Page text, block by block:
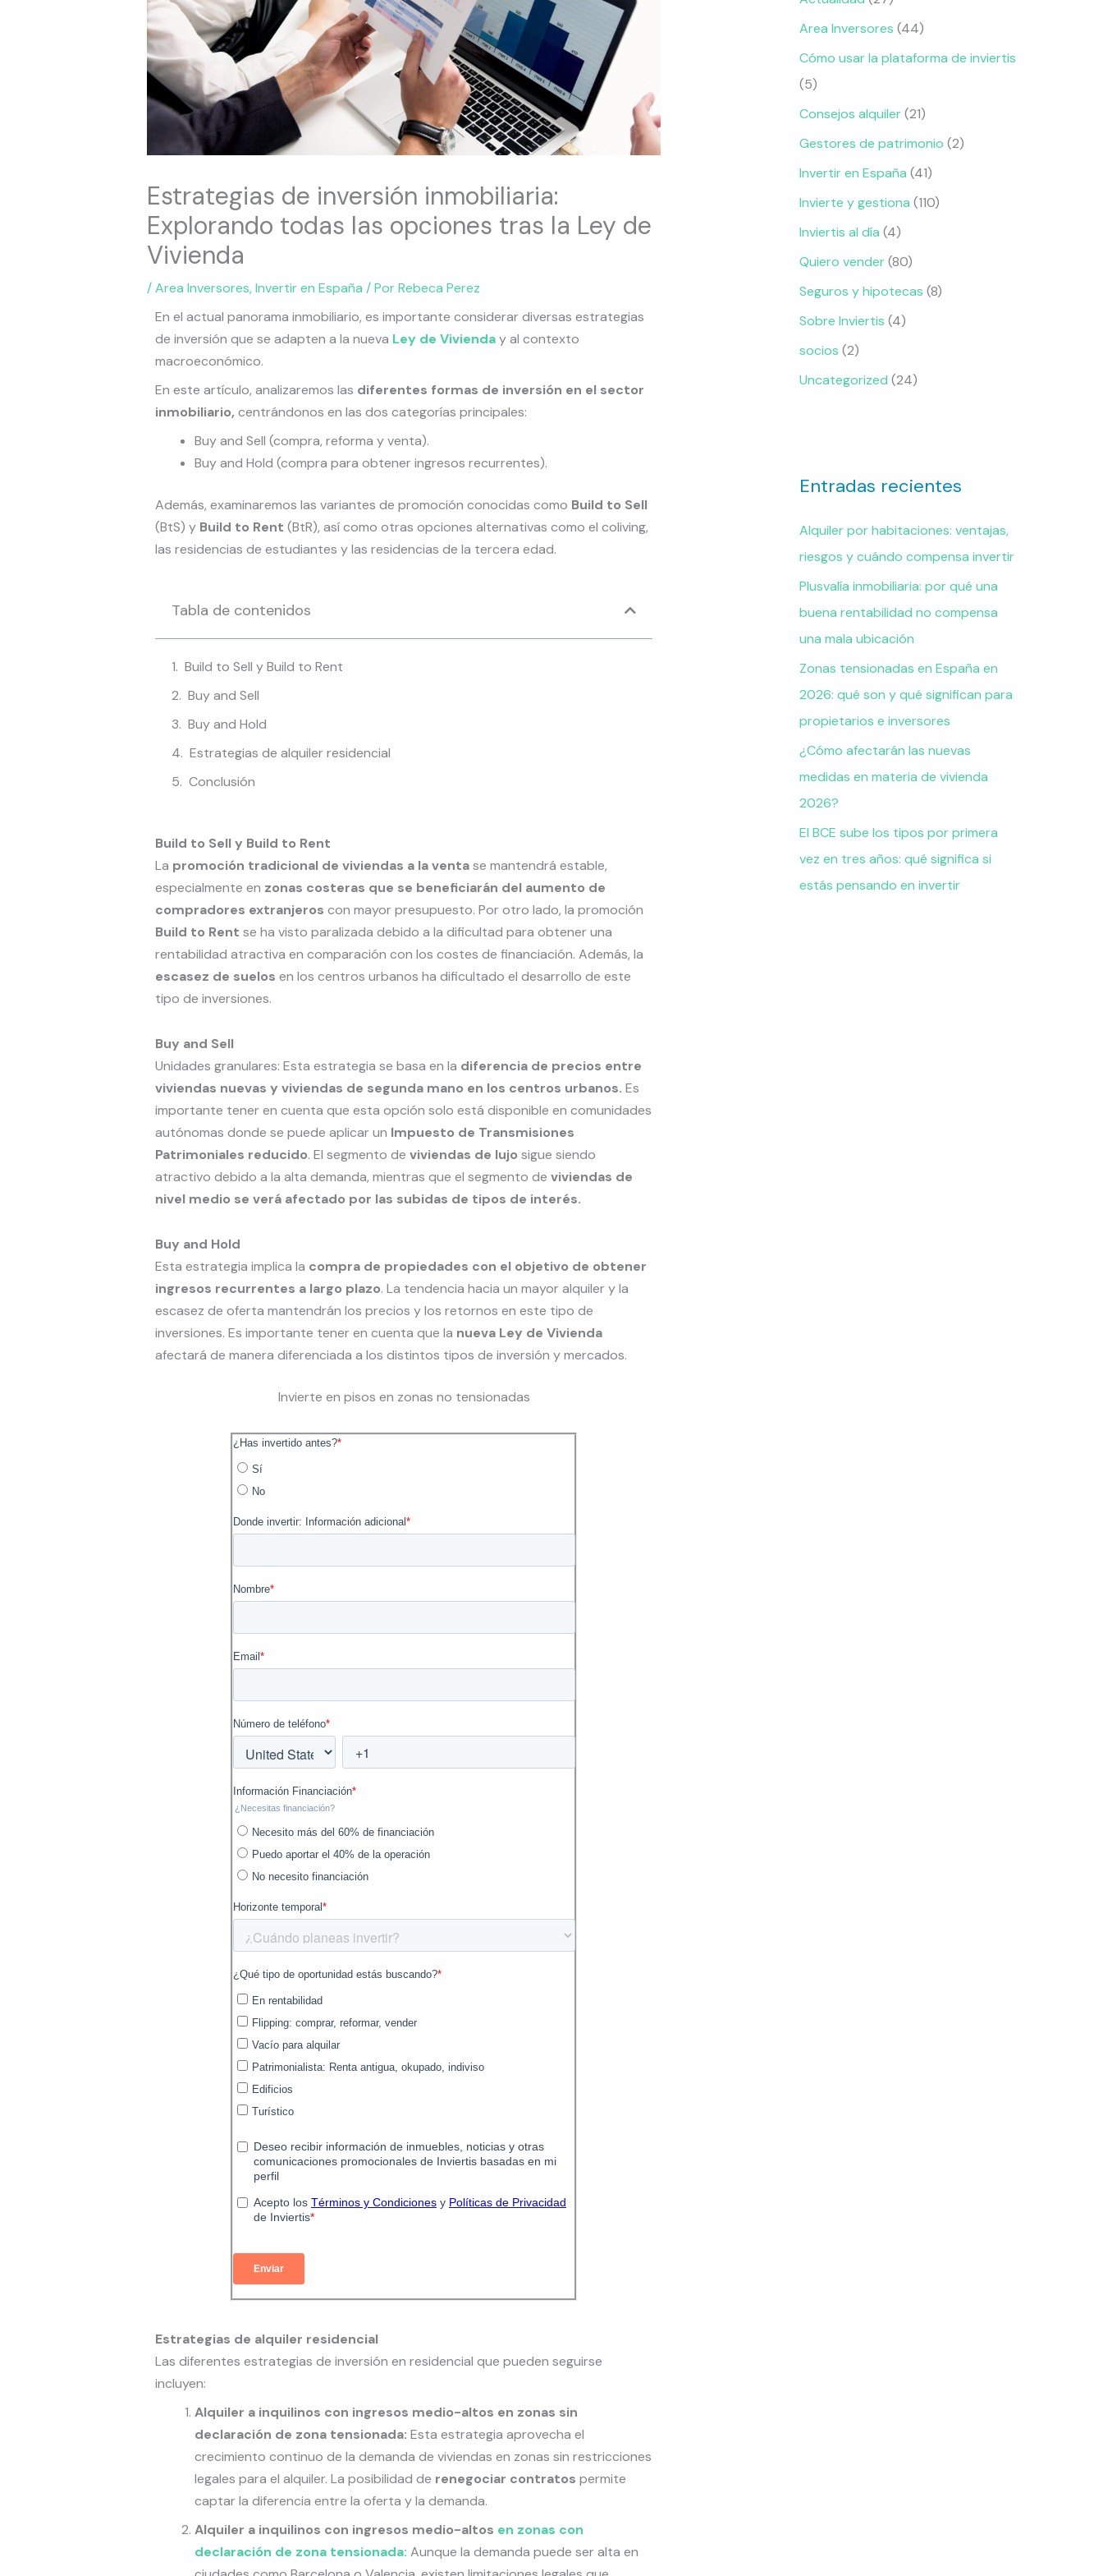
Estrategias de inversión inmobiliaria:
Explorando todas las opciones tras la Ley de
Vivienda
/Area Inversores,Invertir en España / PorRebeca Perez
En el actual panorama inmobiliario, es importante considerar diversas estrategias
de inversión que se adapten a la nueva Ley de Vivienday al contexto
macroeconómico.
En este artículo, analizaremos las diferentes formas de inversión en el sector
inmobiliario, centrándonos en las dos categorías principales:
Buy and Sell (compra, reforma y venta).
Buy and Hold (compra para obtener ingresos recurrentes).
Además, examinaremos las variantes de promoción conocidas como Build to Sell
(BtS) y Build to Rent (BtR), así como otras opciones alternativas como el coliving,
las residencias de estudiantes y las residencias de la tercera edad.
Tabla de contenidos
Build to Sell y Build to Rent
Buy and Sell
Buy and Hold
Estrategias de alquiler residencial
Conclusión
Build to Sell y Build to Rent
La promoción tradicional de viviendas a la ventase mantendrá estable,
especialmente en zonas costeras que se beneficiarán del aumento de
compradores extranjeros con mayor presupuesto. Por otro lado, la promoción
Build to Rent se ha visto paralizada debido a la dificultad para obtener una
rentabilidad atractiva en comparación con los costes de financiación. Además, la
escasez de suelos en los centros urbanos ha dificultado el desarrollo de este
tipo de inversiones.
Buy and Sell
Unidades granulares: Esta estrategia se basa en la diferencia de precios entre
viviendas nuevas y viviendas de segunda mano en los centros urbanos. Es
importante tener en cuenta que esta opción solo está disponible en comunidades
autónomas donde se puede aplicar un Impuesto de Transmisiones
Patrimoniales reducido. El segmento de viviendas de lujo sigue siendo
atractivo debido a la alta demanda, mientras que el segmento de viviendas de
nivel medio se verá afectado por las subidas de tipos de interés.
Buy and Hold
Esta estrategia implica la compra de propiedades con el objetivo de obtener
ingresos recurrentes a largo plazo. La tendencia hacia un mayor alquiler y la
escasez de oferta mantendrán los precios y los retornos en este tipo de
inversiones. Es importante tener en cuenta que la nueva Ley de Vivienda
afectará de manera diferenciada a los distintos tipos de inversión y mercados.
Invierte en pisos en zonas no tensionadas
Estrategias de alquiler residencial
Las diferentes estrategias de inversión en residencial que pueden seguirse
incluyen:
Alquiler a inquilinos con ingresos medio-altos en zonas sin
declaración de zona tensionada: Esta estrategia aprovecha el
crecimiento continuo de la demanda de viviendas en zonas sin restricciones
legales para el alquiler. La posibilidad de renegociar contratos permite
captar la diferencia entre la oferta y la demanda.
Alquiler a inquilinos con ingresos medio-altos en zonas con
declaración de zona tensionada: Aunque la demanda puede ser alta en
Area Inversores (44)
Cómo usar la plataforma de inviertis
(5)
Consejos alquiler(21)
Gestores de patrimonio (2)
Invertir en España (41)
Invierte y gestiona (110)
Inviertis al día (4)
Quiero vender(80)
Seguros y hipotecas (8)
Sobre Inviertis (4)
socios (2)
Uncategorized (24)
Entradas recientes
Alquiler por habitaciones: ventajas,
riesgos y cuándo compensa invertir
Plusvalía inmobiliaria: por qué una
buena rentabilidad no compensa
una mala ubicación
Zonas tensionadas en España en
2026: qué son y qué significan para
propietarios e inversores
¿Cómo afectarán las nuevas
medidas en materia de vivienda
2026?
El BCE sube los tipos por primera
vez en tres años: qué significa si
estás pensando en invertir